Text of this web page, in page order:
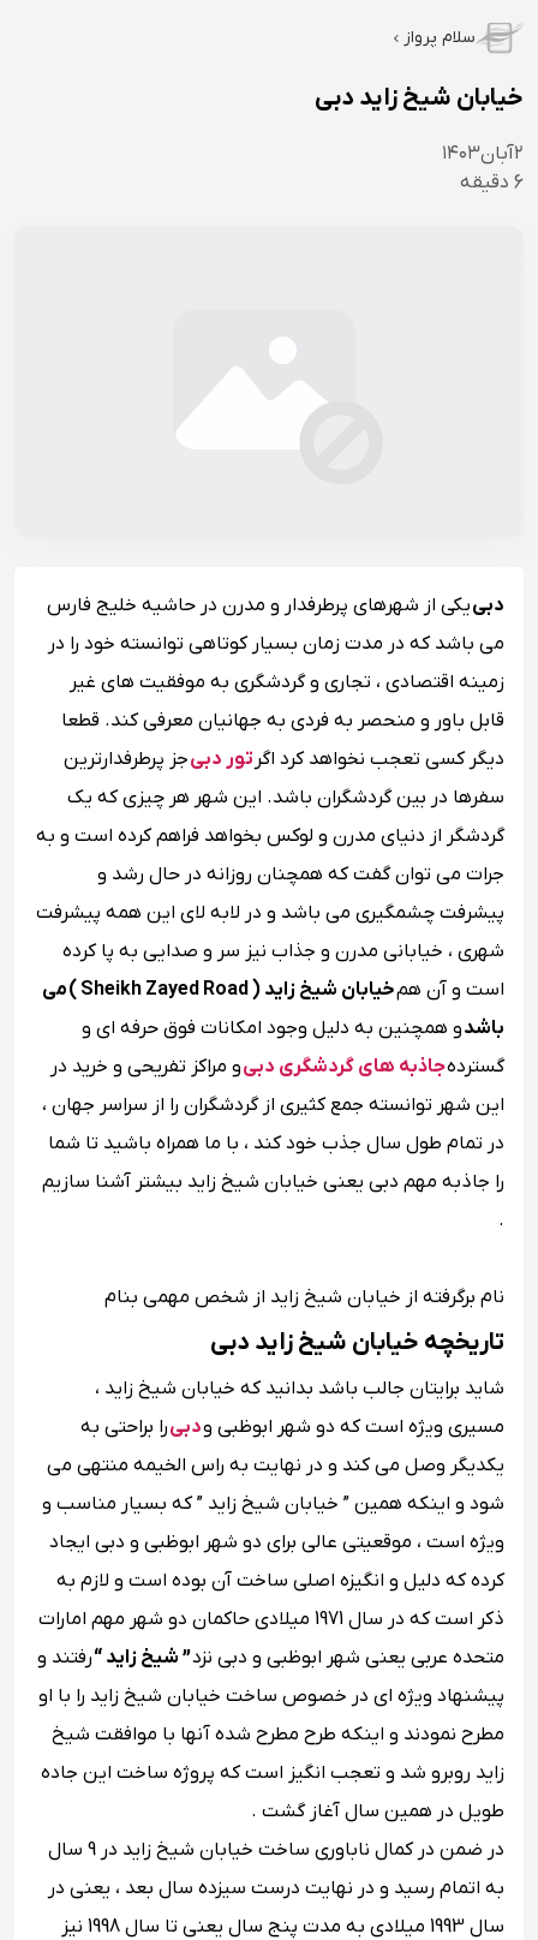
سلام پرواز
خیابان شیخ زاید دبی
۲آبان۱۴۰۳
6 دقیقه
دبییکی از شهرهای پرطرفدار و مدرن در حاشیه‌ خلیج فارس
می باشد که در مدت زمان بسیار کوتاهی توانسته خود را در
زمینه‌ اقتصادی ، تجاری و گردشگری به موفقیت ‌های غیر
قابل باور و منحصر به فردی به جهانیان معرفی کند. قطعا
دیگر کسی تعجب نخواهد کرد اگر تور دبیجز پرطرفدارترین
سفرها در بین گردشگران باشد. این شهر هر چیزی که یک
گردشگر از دنیای مدرن و لوکس بخواهد فراهم کرده است و به
جرات می توان گفت که همچنان روزانه در حال رشد و
پیشرفت چشمگیری می باشد و در لابه لای این همه پیشرفت
شهری ، خیابانی مدرن و جذاب نیز سر و صدایی به پا کرده
است و آن هم
خیابان شیخ زاید ( Sheikh Zayed Road ) می
باشدو همچنین به ‌دلیل وجود امکانات فوق حرفه ای و
گستردهجاذبه های گردشگری دبیو مراکز تفریحی و خرید در
این شهر توانسته جمع کثیری از گردشگران را از سراسر جهان ،
در تمام طول سال جذب خود کند ، با ما همراه باشید تا شما
را جاذبه مهم دبی یعنی خیابان شیخ زاید بیشتر آشنا سازیم
.
نام برگرفته از خیابان شیخ زاید از شخص مهمی بنام
تاریخچه خیابان شیخ زاید دبی
شاید برایتان جالب باشد بدانید که خیابان شیخ زاید ،
مسیری ویژه است که دو شهر ابوظبی ودبیرا براحتی به
یکدیگر وصل می کند و در نهایت به راس الخیمه منتهی می
شود و اینکه همین ” خیابان شیخ زاید ” که بسیار مناسب و
ویژه است ، موقعیتی عالی برای دو شهر ابوظبی و دبی ایجاد
کرده که دلیل و انگیزه اصلی ساخت آن بوده است و لازم به
ذکر است که در سال 1971 میلادی حاکمان دو شهر مهم امارات
متحده عربی یعنی شهر ابوظبی و دبی نزد” شیخ زاید “رفتند و
پیشنهاد ویژه ای در خصوص ساخت خیابان شیخ زاید را با او
مطرح نمودند و اینکه طرح مطرح شده آنها با موافقت شیخ
زاید روبرو شد و تعجب انگیز است که پروژه ساخت این جاده
طویل در همین سال آغاز گشت .
در ضمن در کمال ناباوری ساخت خیابان شیخ زاید در 9 سال
به اتمام رسید و در نهایت درست سیزده سال بعد ، یعنی در
سال 1993 میلادی به مدت پنج سال یعنی تا سال 1998 نیز